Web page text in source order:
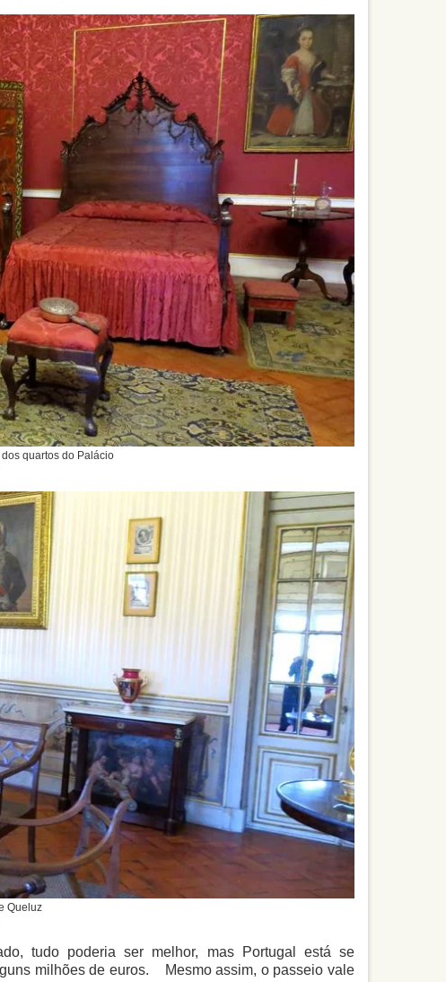
quartos do Palácio
Queluz
tudo poderia ser melhor, mas Portugal está se
milhões de euros. Mesmo assim, o passeio vale